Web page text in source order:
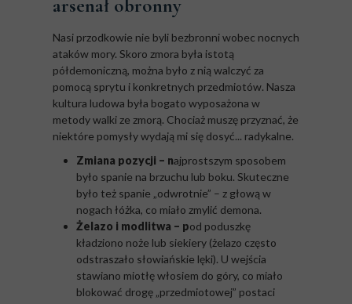
arsenał obronny
Nasi przodkowie nie byli bezbronni wobec nocnych
ataków mory. Skoro zmora była istotą
półdemoniczną, można było z nią walczyć za
pomocą sprytu i konkretnych przedmiotów. Nasza
kultura ludowa była bogato wyposażona w
metody walki ze zmorą. Chociaż muszę przyznać, że
niektóre pomysły wydają mi się dosyć... radykalne.
Zmiana pozycji – najprostszym sposobem
było spanie na brzuchu lub boku. Skuteczne
było też spanie „odwrotnie” – z głową w
nogach łóżka, co miało zmylić demona.
Żelazo i modlitwa – pod poduszkę
kładziono noże lub siekiery (żelazo często
odstraszało słowiańskie lęki). U wejścia
stawiano miotłę włosiem do góry, co miało
blokować drogę „przedmiotowej” postaci